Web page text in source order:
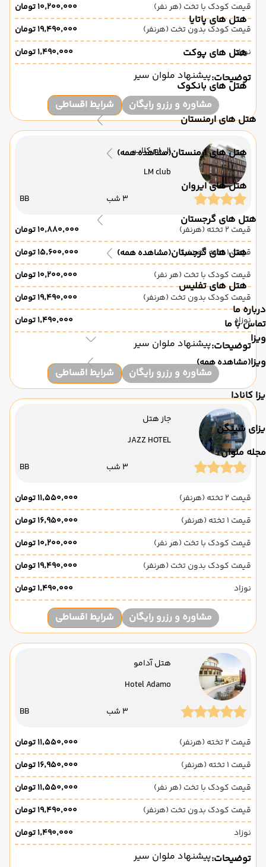
هتل های پاتایا
هتل های پوکت
هتل های بانکوک
هتل های ارمنستان
هتل های ارمنستان(مشاهده همه)
هتل های ایروان
هتل های گرجستان
هتل های گرجستان(مشاهده همه)
هتل های تفلیس
درباره ما
تماس با ما
ویزا
ویزا(مشاهده همه)
کانادا
شینگن
مجله ملوان
قیمت کودک با تخت (هر نفر)
۱۰٬۲۰۰٬۰۰۰ تومان
قیمت کودک بدون تخت (هرنفر)
۱۹٬۴۹۰٬۰۰۰ تومان
نوزاد
۱٬۴۹۰٬۰۰۰ تومان
توضیحات:پیشنهاد ملوان سیر
مشاوره و رزرو رایگان
شرایط اقساطی
ال ام کلاب
LM club
3 شب BB
قیمت 2 تخته (هرنفر)
۱۰٬۸۸۰٬۰۰۰ تومان
قیمت 1 تخته (هرنفر)
۱۵٬۶۰۰٬۰۰۰ تومان
قیمت کودک با تخت (هر نفر)
۱۰٬۲۰۰٬۰۰۰ تومان
قیمت کودک بدون تخت (هرنفر)
۱۹٬۴۹۰٬۰۰۰ تومان
نوزاد
۱٬۴۹۰٬۰۰۰ تومان
توضیحات:پیشنهاد ملوان سیر
مشاوره و رزرو رایگان
شرایط اقساطی
جاز هتل
JAZZ HOTEL
3 شب BB
قیمت 2 تخته (هرنفر)
۱۱٬۵۵۰٬۰۰۰ تومان
قیمت 1 تخته (هرنفر)
۱۶٬۹۵۰٬۰۰۰ تومان
قیمت کودک با تخت (هر نفر)
۱۰٬۲۰۰٬۰۰۰ تومان
قیمت کودک بدون تخت (هرنفر)
۱۹٬۴۹۰٬۰۰۰ تومان
نوزاد
۱٬۴۹۰٬۰۰۰ تومان
مشاوره و رزرو رایگان شرایط اقساطی
هتل آدامو
Hotel Adamo
3 شب BB
قیمت 2 تخته (هرنفر)
۱۱٬۵۵۰٬۰۰۰ تومان
قیمت 1 تخته (هرنفر)
۱۶٬۹۵۰٬۰۰۰ تومان
قیمت کودک با تخت (هر نفر)
۱۱٬۵۵۰٬۰۰۰ تومان
قیمت کودک بدون تخت (هرنفر)
۱۹٬۴۹۰٬۰۰۰ تومان
نوزاد
۱٬۴۹۰٬۰۰۰ تومان
توضیحات:پیشنهاد ملوان سیر